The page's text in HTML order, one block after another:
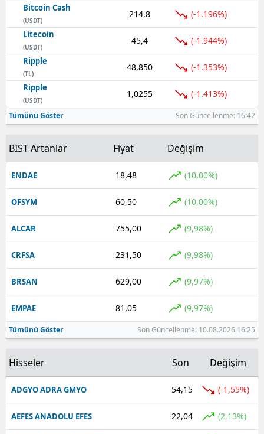
Bitcoin Cash
(USDT)
214,8 (-1.196%)
Litecoin
(USDT)
45,4 (-1.944%)
Ripple
(TL)
48,850 (-1.353%)
Ripple
(USDT)
1,0255 (-1.413%)
Tümünü Göster Son Güncellenme: 16:42
BIST Artanlar Fiyat Değişim
ENDAE 18,48 (10,00%)
OFSYM 60,50 (10,00%)
ALCAR 755,00 (9,98%)
CRFSA 231,50 (9,98%)
BRSAN 629,00 (9,97%)
EMPAE 81,05 (9,97%)
Tümünü Göster Son Güncellenme: 10.08.2026 16:25
Hisseler Son Değişim
ADGYO ADRA GMYO 54,15 (-1,55%)
AEFES ANADOLU EFES 22,04 (2,13%)